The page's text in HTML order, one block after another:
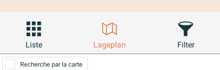
Liste Lageplan Filter
Recherche par la carte